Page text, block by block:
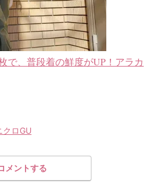
で、普段着の鮮度がUP！アラカ
クロGU
メントする